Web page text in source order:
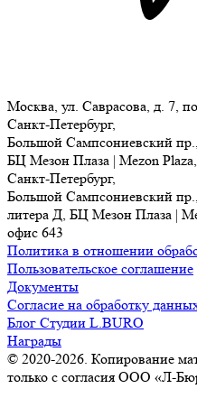
Москва, ул. Саврасова, д. 7,
Санкт-Петербург,
Большой Сампсониевский
БЦ Мезон Плаза | Mezon
Санкт-Петербург,
Большой Сампсониевский
литера Д, БЦ Мезон Плаза |
офис 643
Политика в отношении
Пользовательское соглашение
Документы
Согласие на обработку
Блог Студии L.BURO
Награды
© 2020-2026. Копирование
только с согласия ООО «Л-